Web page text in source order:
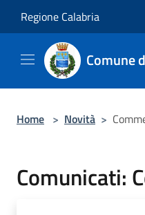
Regione Calabria
Comune
Home > Novità >
Comunicati: